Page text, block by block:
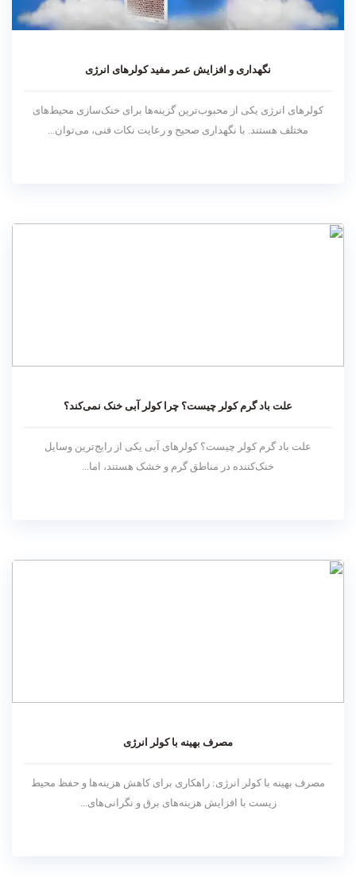
نگهداری و افزایش عمر مفید کولرهای انرژی
کولرهای انرژی یکی از محبوب‌ترین گزینه‌ها برای خنک‌سازی محیط‌های
مختلف هستند. با نگهداری صحیح و رعایت نکات فنی، می‌توان...
علت باد گرم کولر چیست؟ چرا کولر آبی خنک نمی‌کند؟
علت باد گرم کولر چیست؟ کولرهای آبی یکی از رایج‌ترین وسایل
خنک‌کننده در مناطق گرم و خشک هستند، اما...
مصرف بهینه با کولر انرژی
مصرف بهینه با کولر انرژی: راهکاری برای کاهش هزینه‌ها و حفظ محیط
زیست با افزایش هزینه‌های برق و نگرانی‌های...